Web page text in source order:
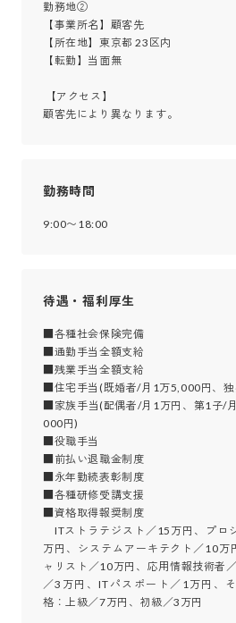
勤務地②
【事業所名】顧客先
【所在地】東京都 23区内
【転勤】当面無
顧客先により異なります。
勤務時間
9:00〜18:00
待遇・福利厚生
■各種社会保険完備
■通勤手当全額支給
■残業手当全額支給
■住宅手当(既婚者/月1万5,000円、
■家族手当(配偶者/月1万円、第1子/
000円)
■役職手当
■前払い退職金制度
■永年勤続表彰制度
■各種研修受講支援
■資格取得報奨制度
ITストラテジスト／15万円、プロ
万円、システムアーキテクト／10万
ャリスト／10万円、応用情報技術者
／3万円、ITパスポート／1万円、
格：上級／7万円、初級／3万円